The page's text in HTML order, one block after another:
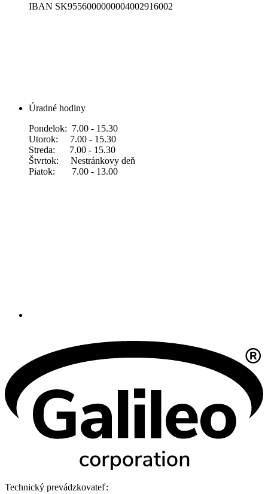
IBAN SK9556000000004002916002
Úradné hodiny
Pondelok: 7.00 - 15.30
Utorok: 7.00 - 15.30
Streda: 7.00 - 15.30
Štvrtok: Nestránkovy deň
Piatok: 7.00 - 13.00
Technický prevádzkovateľ: